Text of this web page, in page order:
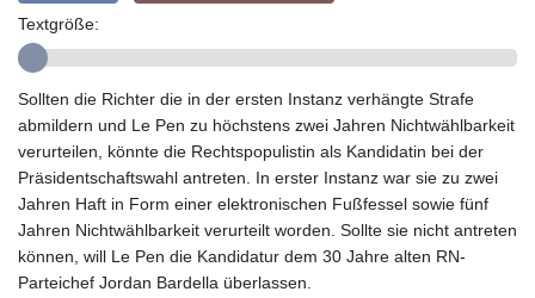
HNL 31.037372
HRK 7.535927
HTG 151.004686
HUF 361.716561
IDR 20669.039071
ILS 3.470936
IMP 0.85882
INR 109.868418
IQD 1514.327484
Textgröße:
Sollten die Richter die in der ersten Instanz verhängte Strafe
abmildern und Le Pen zu höchstens zwei Jahren Nichtwählbarkeit
verurteilen, könnte die Rechtspopulistin als Kandidatin bei der
Präsidentschaftswahl antreten. In erster Instanz war sie zu zwei
Jahren Haft in Form einer elektronischen Fußfessel sowie fünf
Jahren Nichtwählbarkeit verurteilt worden. Sollte sie nicht antreten
können, will Le Pen die Kandidatur dem 30 Jahre alten RN-
Parteichef Jordan Bardella überlassen.